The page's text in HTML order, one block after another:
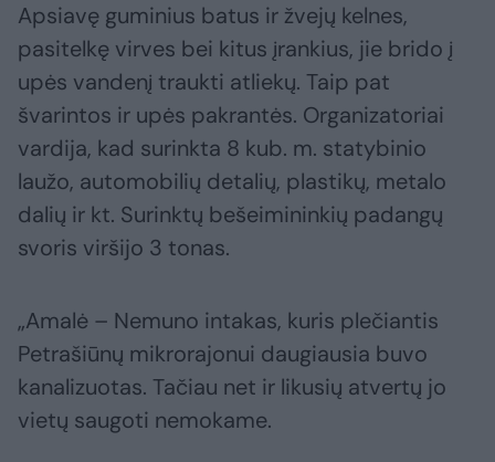
Apsiavę guminius batus ir žvejų kelnes,
pasitelkę virves bei kitus įrankius, jie brido į
upės vandenį traukti atliekų. Taip pat
švarintos ir upės pakrantės. Organizatoriai
vardija, kad surinkta 8 kub. m. statybinio
laužo, automobilių detalių, plastikų, metalo
dalių ir kt. Surinktų bešeimininkių padangų
svoris viršijo 3 tonas.
„Amalė – Nemuno intakas, kuris plečiantis
Petrašiūnų mikrorajonui daugiausia buvo
kanalizuotas. Tačiau net ir likusių atvertų jo
vietų saugoti nemokame.